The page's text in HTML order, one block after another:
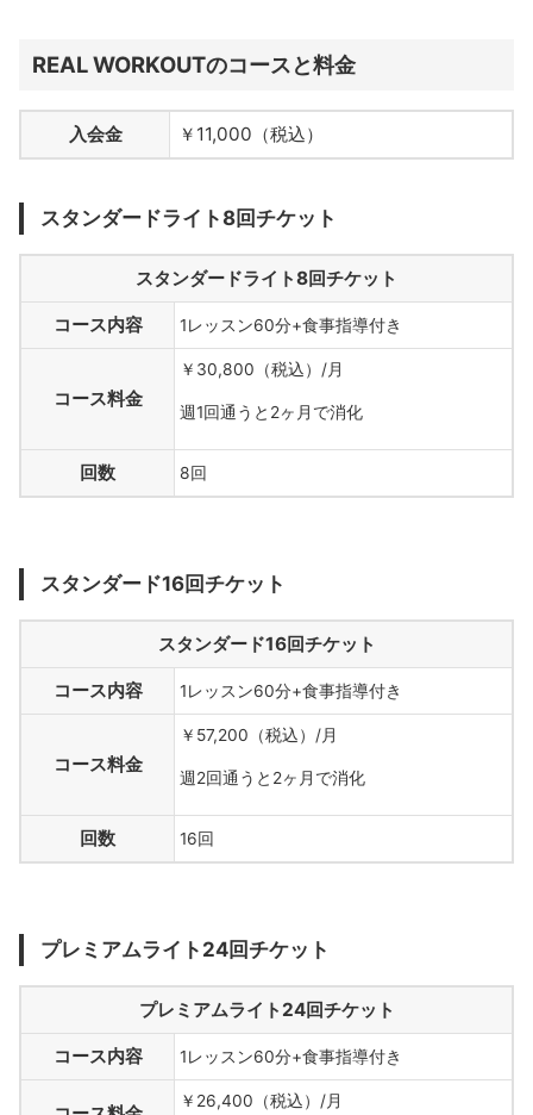
REAL WORKOUTのコースと料金
入会金 ￥11,000（税込）
スタンダードライト8回チケット
スタンダードライト8回チケット
コース内容 1レッスン60分+食事指導付き
コース料金
￥30,800（税込）/月
週1回通うと2ヶ月で消化
回数 8回
スタンダード16回チケット
スタンダード16回チケット
コース内容 1レッスン60分+食事指導付き
コース料金
￥57,200（税込）/月
週2回通うと2ヶ月で消化
回数 16回
プレミアムライト24回チケット
プレミアムライト24回チケット
コース内容 1レッスン60分+食事指導付き
￥26,400（税込）/月